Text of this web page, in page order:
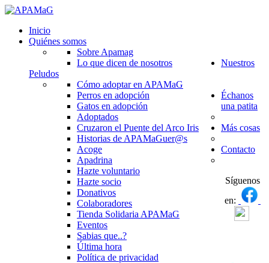
Inicio
Quiénes somos
Sobre Apamag
Lo que dicen de nosotros
Nuestros
Peludos
Cómo adoptar en APAMaG
Perros en adopción
Gatos en adopción
Adoptados
Cruzaron el Puente del Arco Iris
Historias de APAMaGuer@s
Échanos
una patita
Acoge
Apadrina
Hazte voluntario
Hazte socio
Donativos
Colaboradores
Más cosas
Tienda Solidaria APAMaG
Eventos
Sabias que..?
Última hora
Contacto
Política de privacidad
Síguenos
en: